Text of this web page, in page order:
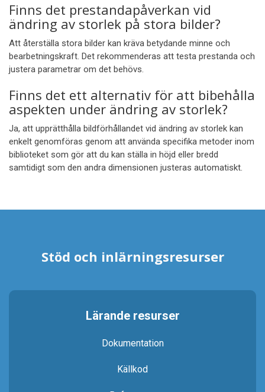
Finns det prestandapåverkan vid
ändring av storlek på stora bilder?
Att återställa stora bilder kan kräva betydande minne och
bearbetningskraft. Det rekommenderas att testa prestanda och
justera parametrar om det behövs.
Finns det ett alternativ för att bibehålla
aspekten under ändring av storlek?
Ja, att upprätthålla bildförhållandet vid ändring av storlek kan
enkelt genomföras genom att använda specifika metoder inom
biblioteket som gör att du kan ställa in höjd eller bredd
samtidigt som den andra dimensionen justeras automatiskt.
Stöd och inlärningsresurser
Lärande resurser
Dokumentation
Källkod